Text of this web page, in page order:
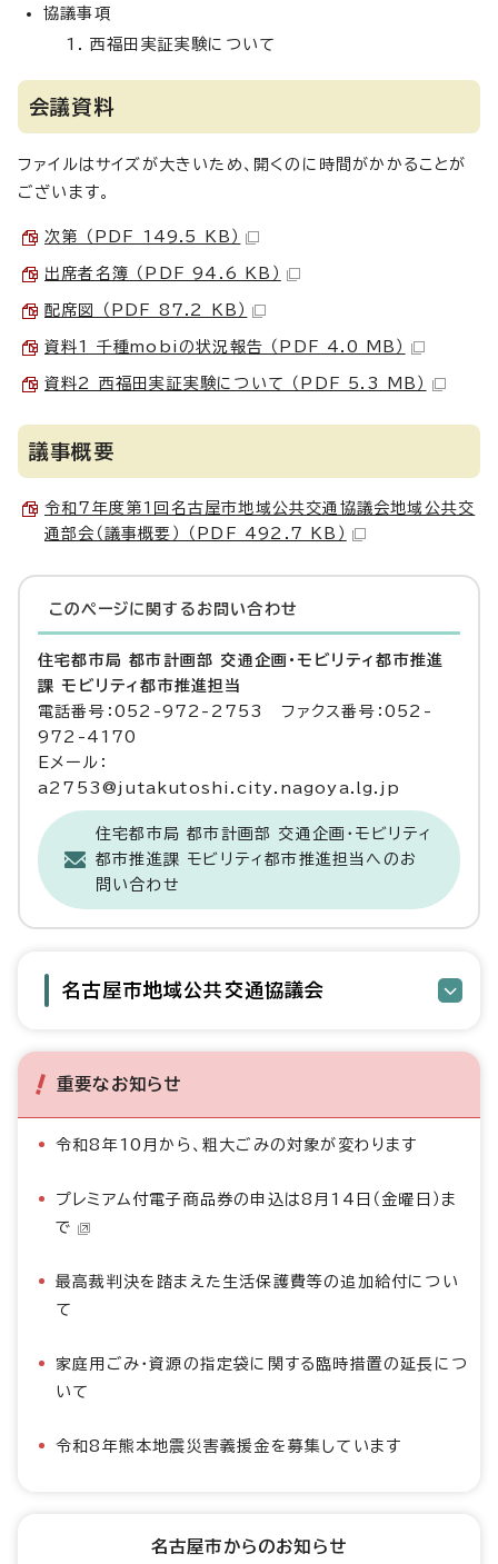
協議事項
西福田実証実験について
会議資料
ファイルはサイズが大きいため、開くのに時間がかかることが
ございます。
次第 （PDF 149.5 KB）
出席者名簿 （PDF 94.6 KB）
配席図 （PDF 87.2 KB）
資料1 千種mobiの状況報告 （PDF 4.0 MB）
資料2 西福田実証実験について （PDF 5.3 MB）
議事概要
令和7年度第1回名古屋市地域公共交通協議会地域公共交
通部会（議事概要） （PDF 492.7 KB）
このページに関する お問い合わせ
住宅都市局 都市計画部 交通企画・モビリティ都市推進
課 モビリティ都市推進担当
電話番号：052-972-2753 ファクス番号：052-
972-4170
Eメール：
a2753@jutakutoshi.city.nagoya.lg.jp
住宅都市局 都市計画部 交通企画・モビリティ
都市推進課 モビリティ都市推進担当へのお
問い合わせ
名古屋市地域公共交通協議会
重要なお知らせ
令和8年10月から、粗大ごみの対象が変わります
プレミアム付電子商品券の申込は8月14日（金曜日）ま
で
最高裁判決を踏まえた生活保護費等の追加給付につい
て
家庭用ごみ・資源の指定袋に関する臨時措置の延長につ
いて
令和8年熊本地震災害義援金を募集しています
名古屋市からのお知らせ